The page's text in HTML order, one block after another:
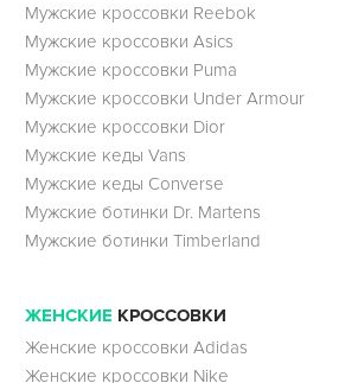
Мужские кроссовки Reebok
Мужские кроссовки Asics
Мужские кроссовки Puma
Мужские кроссовки Under Armour
Мужские кроссовки Dior
Мужские кеды Vans
Мужские кеды Converse
Мужские ботинки Dr. Martens
Мужские ботинки Timberland
ЖЕНСКИЕ КРОССОВКИ
Женские кроссовки Adidas
Женские кроссовки Nike